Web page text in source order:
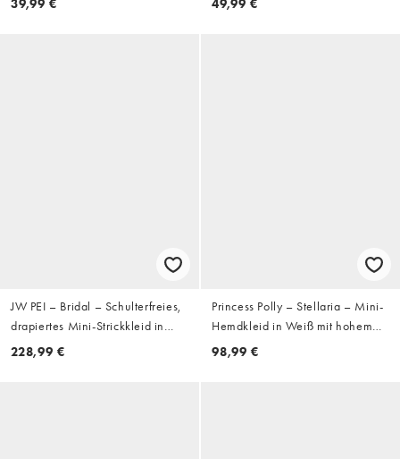
39,99 €
49,99 €
JW PEI – Bridal – Schulterfreies,
drapiertes Mini-Strickkleid in
Weiß mit Spitzeneinsatz
228,99 €
Princess Polly – Stellaria – Mini-
Hemdkleid in Weiß mit hohem
Baumwollanteil, gesmokter Taille
98,99 €